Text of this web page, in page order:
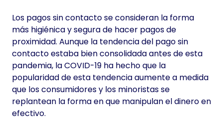
Los pagos sin contacto se consideran la forma
más higiénica y segura de hacer pagos de
proximidad. Aunque la tendencia del pago sin
contacto estaba bien consolidada antes de esta
pandemia, la COVID-19 ha hecho que la
popularidad de esta tendencia aumente a medida
que los consumidores y los minoristas se
replantean la forma en que manipulan el dinero en
efectivo.